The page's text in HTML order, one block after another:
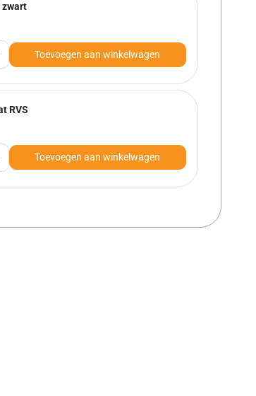
zwart
Toevoegen aan winkelwagen
RVS
Toevoegen aan winkelwagen